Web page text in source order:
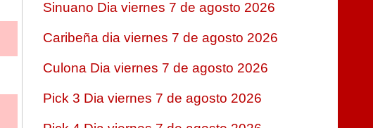
Sinuano Dia viernes 7 de agosto 2026
Caribeña dia viernes 7 de agosto 2026
Culona Dia viernes 7 de agosto 2026
Pick 3 Dia viernes 7 de agosto 2026